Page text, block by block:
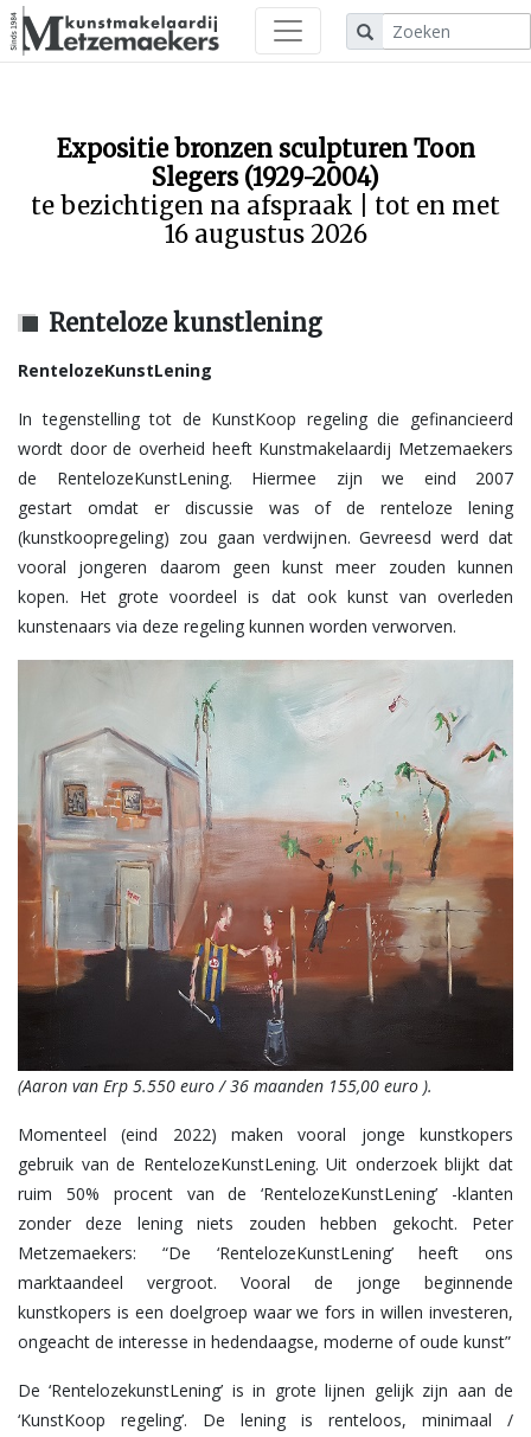
Expositie bronzen sculpturen Toon
Slegers (1929-2004)
te bezichtigen na afspraak | tot en met
16 augustus 2026
Renteloze kunstlening
RentelozeKunstLening
In tegenstelling tot de KunstKoop regeling die gefinancieerd
wordt door de overheid heeft Kunstmakelaardij Metzemaekers
de RentelozeKunstLening. Hiermee zijn we eind 2007
gestart omdat er discussie was of de renteloze lening
(kunstkoopregeling) zou gaan verdwijnen. Gevreesd werd dat
vooral jongeren daarom geen kunst meer zouden kunnen
kopen. Het grote voordeel is dat ook kunst van overleden
kunstenaars via deze regeling kunnen worden verworven.
(Aaron van Erp 5.550 euro / 36 maanden 155,00 euro ).
Momenteel (eind 2022) maken vooral jonge kunstkopers
gebruik van de RentelozeKunstLening. Uit onderzoek blijkt dat
ruim 50% procent van de ‘RentelozeKunstLening’ -klanten
zonder deze lening niets zouden hebben gekocht. Peter
Metzemaekers: “De ‘RentelozeKunstLening’ heeft ons
marktaandeel vergroot. Vooral de jonge beginnende
kunstkopers is een doelgroep waar we fors in willen investeren,
ongeacht de interesse in hedendaagse, moderne of oude kunst”
De ‘RentelozekunstLening’ is in grote lijnen gelijk zijn aan de
‘KunstKoop regeling’. De lening is renteloos, minimaal /